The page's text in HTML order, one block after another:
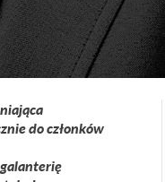
do członków